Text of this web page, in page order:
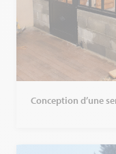
Conception d’une